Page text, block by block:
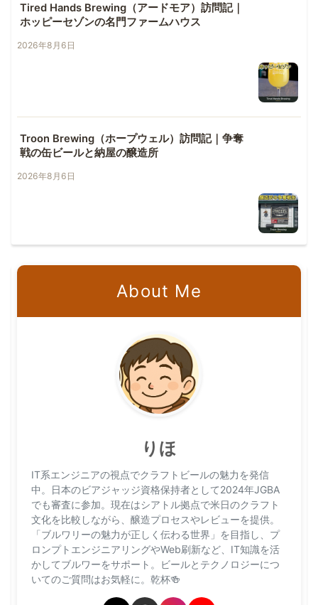
Tired Hands Brewing（アードモア）訪問記｜
ホッピーセゾンの名門ファームハウス
2026年8月6日
Troon Brewing（ホープウェル）訪問記｜争奪
戦の缶ビールと納屋の醸造所
2026年8月6日
About Me
りほ
IT系エンジニアの視点でクラフトビールの魅力を発信
中。日本のビアジャッジ資格保持者として2024年JGBA
でも審査に参加。現在はシアトル拠点で米日のクラフト
文化を比較しながら、醸造プロセスやレビューを提供。
「ブルワリーの魅力が正しく伝わる世界」を目指し、プ
ロンプトエンジニアリングやWeb刷新など、IT知識を活
かしてブルワーをサポート。ビールとテクノロジーにつ
いてのご質問はお気軽に。乾杯🍻